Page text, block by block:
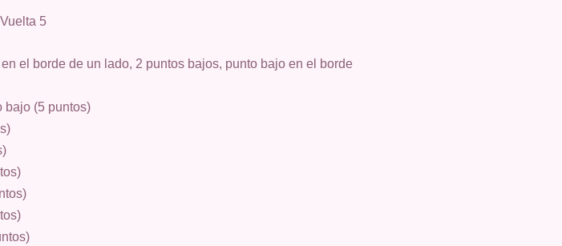
Vuelta 5
el borde de un lado, 2 puntos bajos, punto bajo en el borde
bajo (5 puntos)